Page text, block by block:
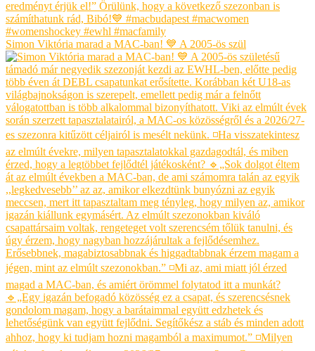
Simon Viktória marad a MAC-ban! 💙 A 2005-ös szül